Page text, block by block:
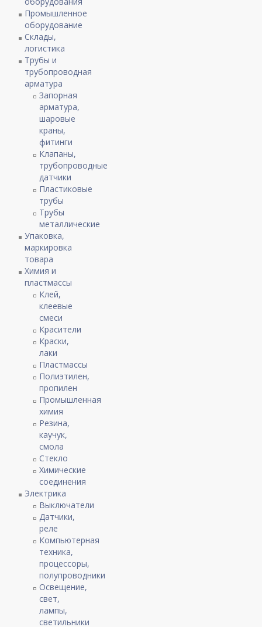
Промышленное
оборудование
Склады,
логистика
Трубы и
трубопроводная
арматура
Запорная
арматура,
шаровые
краны,
фитинги
Клапаны,
трубопроводные
датчики
Пластиковые
трубы
Трубы
металлические
Упаковка,
маркировка
товара
Химия и
пластмассы
Клей,
клеевые
смеси
Красители
Краски,
лаки
Пластмассы
Полиэтилен,
пропилен
Промышленная
химия
Резина,
каучук,
смола
Стекло
Химические
соединения
Электрика
Выключатели
Датчики,
реле
Компьютерная
техника,
процессоры,
полупроводники
Освещение,
свет,
лампы,
светильники